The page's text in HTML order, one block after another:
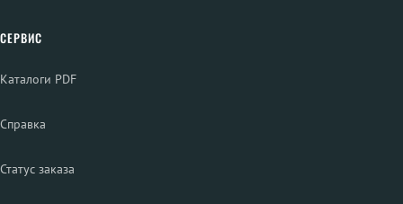
СЕРВИС
Каталоги PDF
Справка
Статус заказа